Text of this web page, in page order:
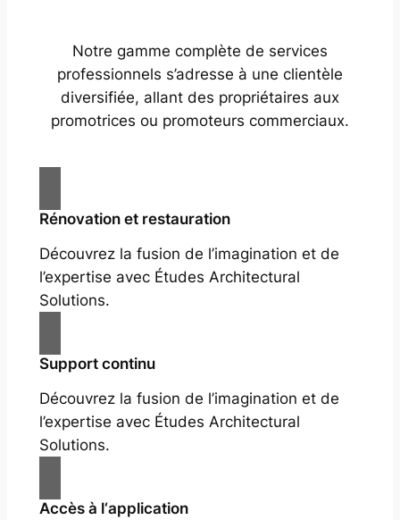
Notre gamme complète de services
professionnels s’adresse à une clientèle
diversifiée, allant des propriétaires aux
promotrices ou promoteurs commerciaux.
Rénovation et restauration
Découvrez la fusion de l’imagination et de
l’expertise avec Études Architectural
Solutions.
Support continu
Découvrez la fusion de l’imagination et de
l’expertise avec Études Architectural
Solutions.
Accès à l‘application